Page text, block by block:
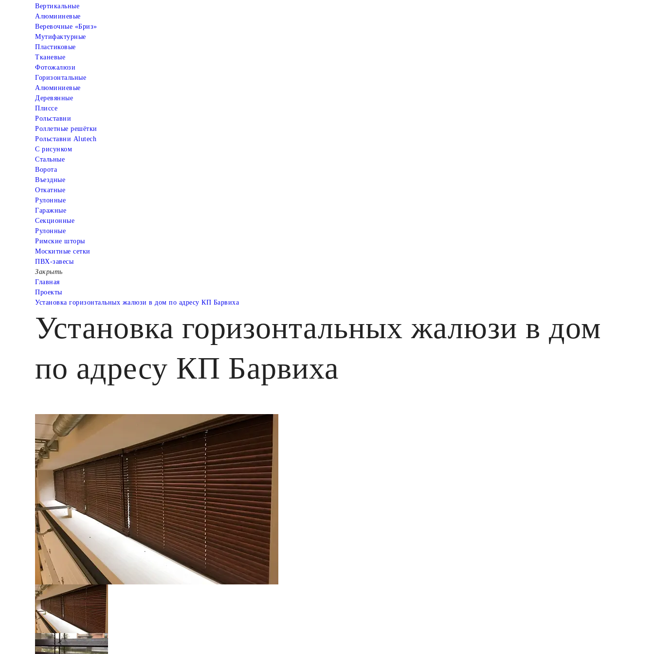
Вертикальные
Алюмииневые
Веревочные «Бриз»
Мутифактурные
Пластиковые
Тканевые
Фотожалюзи
Горизонтальные
Алюминиевые
Деревянные
Плиссе
Рольставни
Роллетные решётки
Рольставни Alutech
С рисунком
Стальные
Ворота
Въездные
Откатные
Рулонные
Гаражные
Cекционные
Рулонные
Римские шторы
Москитные сетки
ПВХ-завесы
Закрыть
Главная
Проекты
Установка горизонтальных жалюзи в дом по адресу КП Барвиха
Установка горизонтальных жалюзи в дом
по адресу КП Барвиха